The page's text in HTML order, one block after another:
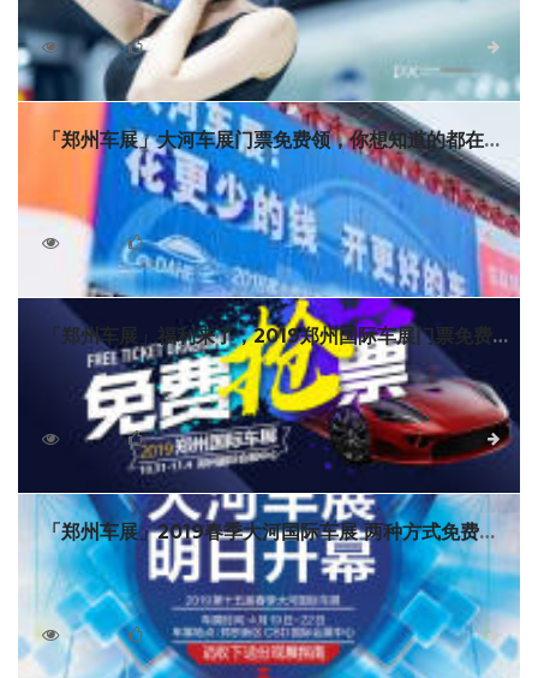
品牌、千余款热销车型，热门车、新车、超跑都将汇集于此，
2019郑州国际车展展会规模、展会规格、参展品牌等迎来新升
级。现郑州国际车展门票免费领取中，领取成功即可一票观尽
三大展！
7535 0 详细
「郑州车展」大河车展门票免费领，你想知道的都在这
河南规模最大、中部地区最大的国际车展之一——秋季大
河国际车展将于9月20日至23日在郑州国际会展中心举办！
6202
0 详细
「郑州车展」福利来了，2019郑州国际车展门票免费
开抢啦！2019第十二届郑州国际车展也送来福利，现在关注“郑州国
际车展”官方微信，即可免费获得价值30元的车展门票，数量有
限，仅限10000张，先领先得！
5542 0 详细
「郑州车展」2019春季大河国际车展 两种方式免费领
取参观券
不要门票，免费参观，十五年来，大河车展始终坚持，这
也让中原汽车爱好者得到便利。为了能够更加方便大家安全省
时看车展，2019春季大河国际车展除了可以填写纸质参观券入
场外，还新增电子参观券，可提前获取“入场券”，方便进入现场
4186 0 详细